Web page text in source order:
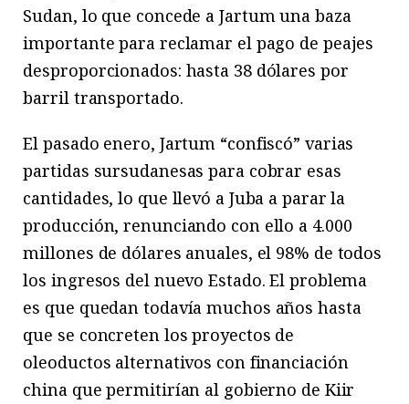
Sudan, lo que concede a Jartum una baza
importante para reclamar el pago de peajes
desproporcionados: hasta 38 dólares por
barril transportado.
El pasado enero, Jartum “confiscó” varias
partidas sursudanesas para cobrar esas
cantidades, lo que llevó a Juba a parar la
producción, renunciando con ello a 4.000
millones de dólares anuales, el 98% de todos
los ingresos del nuevo Estado. El problema
es que quedan todavía muchos años hasta
que se concreten los proyectos de
oleoductos alternativos con financiación
china que permitirían al gobierno de Kiir